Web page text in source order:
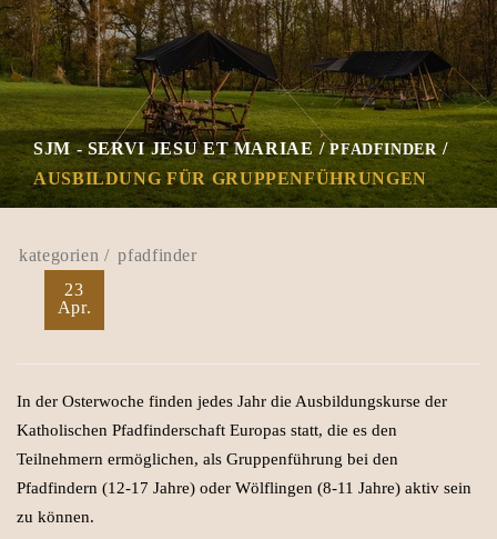
SJM - SERVI JESU ET MARIAE PFADFINDER
AUSBILDUNG FÜR GRUPPENFÜHRUNGEN
pfadfinder
23
Apr.
In der Osterwoche finden jedes Jahr die Ausbildungskurse der
Katholischen Pfadfinderschaft Europas statt, die es den
Teilnehmern ermöglichen, als Gruppenführung bei den
Pfadfindern (12-17 Jahre) oder Wölflingen (8-11 Jahre) aktiv sein
zu können.